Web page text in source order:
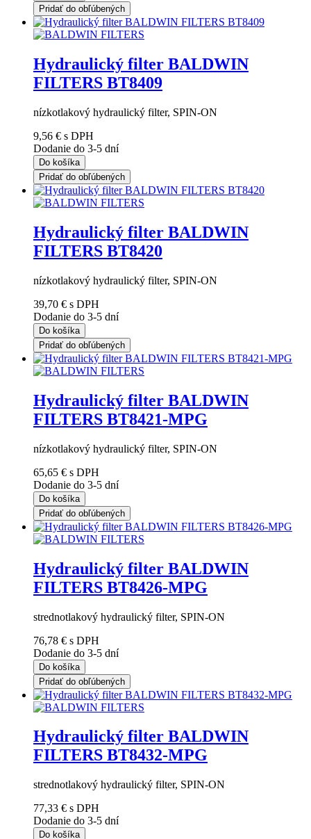
Pridať do obľúbených
Hydraulický filter BALDWIN
FILTERS BT8409
nízkotlakový hydraulický filter, SPIN-ON
9,56 € s DPH
Dodanie do 3-5 dní
Do košíka
Pridať do obľúbených
Hydraulický filter BALDWIN
FILTERS BT8420
nízkotlakový hydraulický filter, SPIN-ON
39,70 € s DPH
Dodanie do 3-5 dní
Do košíka
Pridať do obľúbených
Hydraulický filter BALDWIN
FILTERS BT8421-MPG
nízkotlakový hydraulický filter, SPIN-ON
65,65 € s DPH
Dodanie do 3-5 dní
Do košíka
Pridať do obľúbených
Hydraulický filter BALDWIN
FILTERS BT8426-MPG
strednotlakový hydraulický filter, SPIN-ON
76,78 € s DPH
Dodanie do 3-5 dní
Do košíka
Pridať do obľúbených
Hydraulický filter BALDWIN
FILTERS BT8432-MPG
strednotlakový hydraulický filter, SPIN-ON
77,33 € s DPH
Dodanie do 3-5 dní
Do košíka